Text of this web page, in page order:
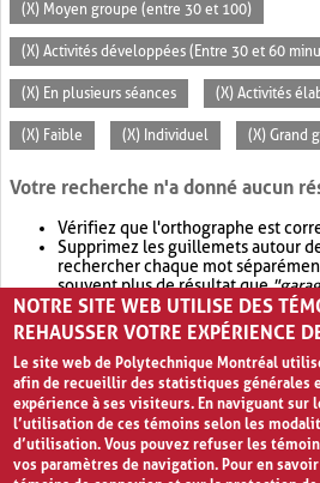
(X) Moyen groupe (entre 30 et 100)
(X) Activités développées (Entre 30 et 60
(X) En plusieurs séances (X) Activités
(X) Faible (X) Individuel (X) Grand
Votre recherche n'a donné aucun
Vérifiez que l'orthographe est
Supprimez les guillemets autour
rechercher chaque mot
souvent plus de résultat que
Envisagez d'élargir votre
retournera souvent plus de
NOTRE SITE WEB UTILISE DES
REHAUSSER VOTRE EXPÉRIENCE
Le site web de Polytechnique Montréal
afin de recueillir des statistiques
expérience à ses visiteurs. En naviguant sur
l’utilisation de ces témoins selon les
d’utilisation. Vous pouvez refuser les
vos paramètres de navigation. Pour en